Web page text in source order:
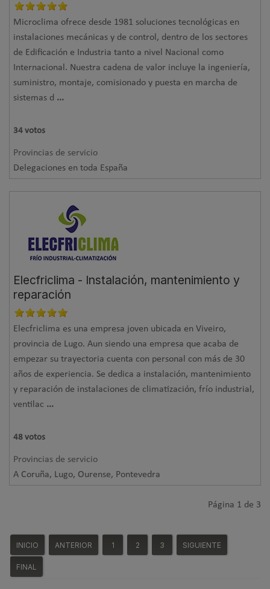
Microclima ofrece desde 1981 soluciones tecnológicas en
instalaciones mecánicas y de control, dentro de los sectores
de Edificación e Industria tanto a nivel Nacional como
Internacional. Nuestra cadena de valor incluye la ingeniería,
suministro, montaje, comisionado y puesta en marcha de
sistemas d ...
34 votos
Provincias de servicio
Delegaciones en toda España
Elecfriclima - Instalación, mantenimiento y
reparación
Elecfriclima es una empresa joven ubicada en Viveiro,
provincia de Lugo. Aun siendo una empresa que acaba de
empezar su trayectoria cuenta con personal con más de 30
años de experiencia. Se dedica a instalación, mantenimiento
y reparación de instalaciones de climatización, frío industrial,
ventilac ...
48 votos
Provincias de servicio
A Coruña, Lugo, Ourense, Pontevedra
Página 1 de 3
INICIO ANTERIOR 1 2 3 SIGUIENTE
FINAL